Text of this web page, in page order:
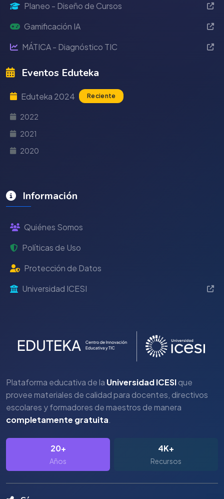
Planeo - Diseño de Cursos
Gamificación IA
MÁTICA - Diagnóstico TIC
Eventos Eduteka
Eduteka 2024 Reciente
2022
2021
2020
Información
Quiénes Somos
Políticas de Uso
Protección de Datos
Universidad ICESI
Plataforma educativa de la Universidad ICESIque
provee materiales de calidad para docentes, directivos
escolares y formadores de maestros de manera
completamente gratuita.
20+
Años
4K+
Recursos